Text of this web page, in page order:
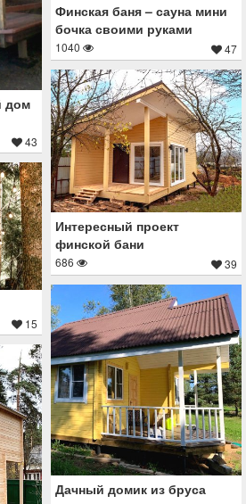
Финская баня – сауна мини
бочка своими руками
1040 47
дом
43
Интересный проект
финской бани
686 39
15
Дачный домик из бруса